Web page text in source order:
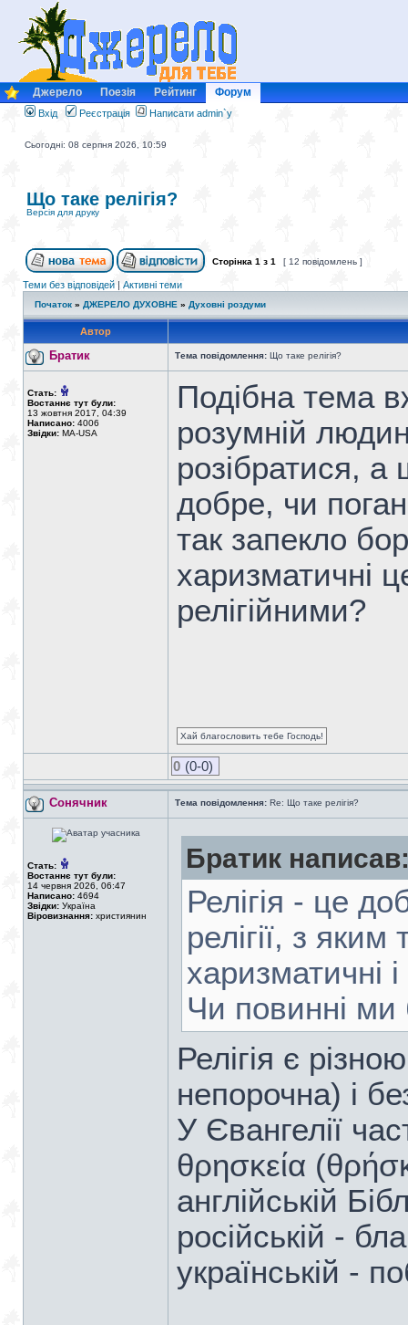
Джерело Поезія Рейтинг Форум
Вхід Реєстрація Написати admin`у
Сьогодні: 08 серпня 2026, 10:59
Що таке релігія?
Версія для друку
Сторінка 1 з 1 [ 12 повідомлень ]
Теми без відповідей | Активні теми
Початок » ДЖЕРЕЛО ДУХОВНЕ » Духовні роздуми
Автор
Братик Тема повідомлення: Що таке релігія?
Стать:
Востаннє тут були:
13 жовтня 2017, 04:39
Написано: 4006
Звідки: MA-USA
Подібна тема
розумній
розібратися, а
добре, чи
так запекло
харизматичні
релігійними?
Хай благословить тебе Господь!
0 (0-0)
Сонячник Тема повідомлення: Re: Що таке релігія?
Стать:
Востаннє тут були:
14 червня 2026, 06:47
Написано: 4694
Звідки: Україна
Віровизнання: християнин
Братик
Релігія - це
релігії, з
харизматичні
Чи повинні ми
Релігія є
непорочна) і
У Євангелії
θρησκεία
англійській
російській -
українській -